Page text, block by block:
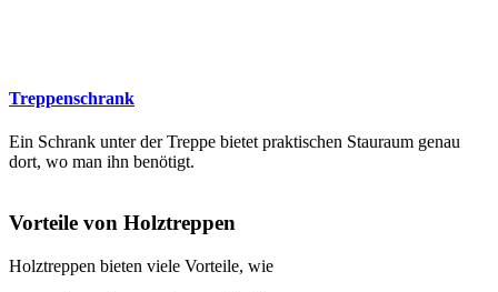
Treppenschrank
Ein Schrank unter der Treppe bietet praktischen Stauraum genau
dort, wo man ihn benötigt.
Vorteile von Holztreppen
Holztreppen bieten viele Vorteile, wie